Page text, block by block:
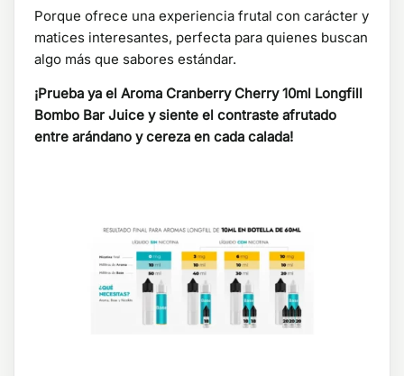
Porque ofrece una experiencia frutal con carácter y
matices interesantes, perfecta para quienes buscan
algo más que sabores estándar.
¡Prueba ya el Aroma Cranberry Cherry 10ml Longfill
Bombo Bar Juice y siente el contraste afrutado
entre arándano y cereza en cada calada!